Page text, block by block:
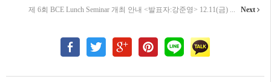
제 6회 BCE Lunch Seminar 개최 안내 <발표자:강준영> 12.11(금) ... Next